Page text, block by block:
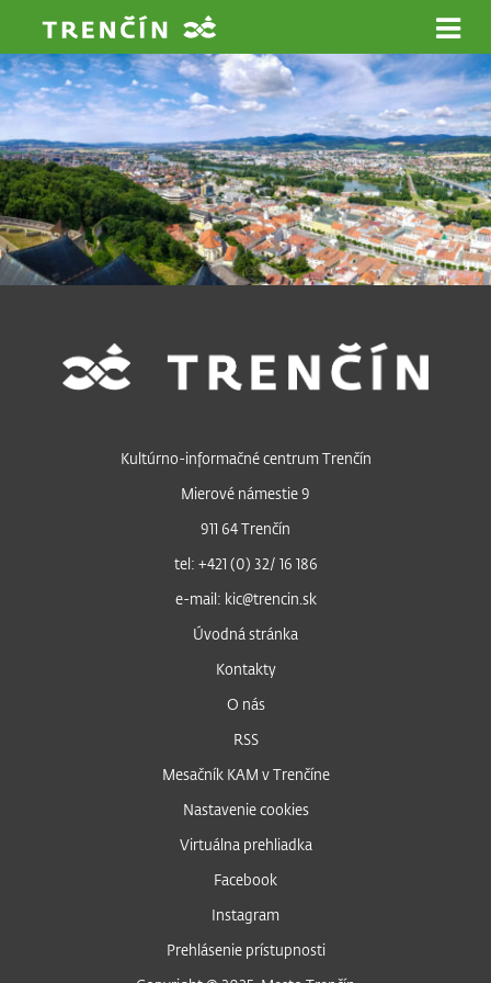
Kultúrno-informačné centrum Trenčín
Mierové námestie 9
911 64 Trenčín
tel: +421 (0) 32/ 16 186
e-mail: kic@trencin.sk
Úvodná stránka
Kontakty
O nás
RSS
Mesačník KAM v Trenčíne
Nastavenie cookies
Virtuálna prehliadka
Facebook
Instagram
Prehlásenie prístupnosti